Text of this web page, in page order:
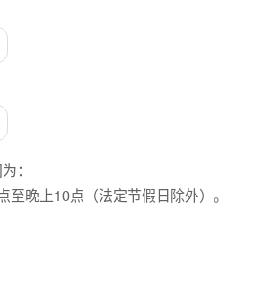
：
至晚上10点（法定节假日除外）。